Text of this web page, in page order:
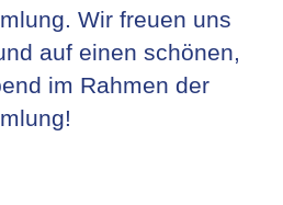
Wir freuen uns
auf einen schönen,
im Rahmen der